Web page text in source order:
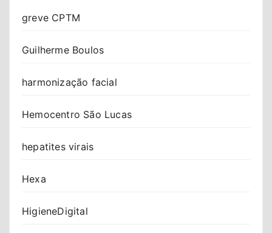
greve CPTM
Guilherme Boulos
harmonização facial
Hemocentro São Lucas
hepatites virais
Hexa
HigieneDigital